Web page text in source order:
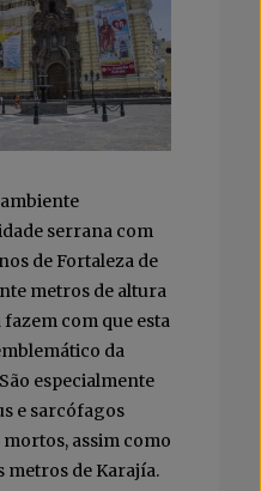
serrana com
de Fortaleza de
metros de altura
com que esta
da
especialmente
e sarcófagos
assim como
metros de Karajía.